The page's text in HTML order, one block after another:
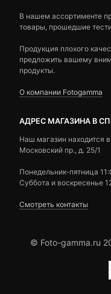
В нашем ассортименте
товары, прошедшие
Продукция плохого
предложить вашему
продукты.
О компании Fotogamma
АДРЕС МАГАЗИНА В
Наш магазин находится
Московский пр., д. 25/1
Понедельник-пятница
Суббота и воскресенье
Смотреть контакты
© Foto-gamma.ru